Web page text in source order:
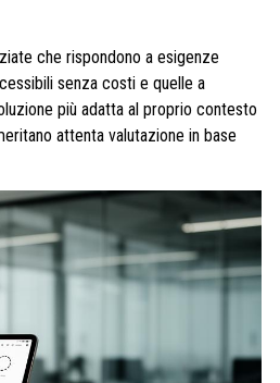
che rispondono a esigenze
senza costi e quelle a
più adatta al proprio contesto
attenta valutazione in base